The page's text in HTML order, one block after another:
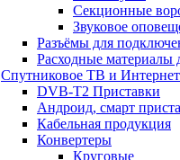
Секционные
Звуковое
Разъёмы для
Расходные материалы
Спутниковое ТВ и Интернет
DVB-Т2 Приставки
Андроид, смарт
Кабельная продукция
Конвертеры
Круговые